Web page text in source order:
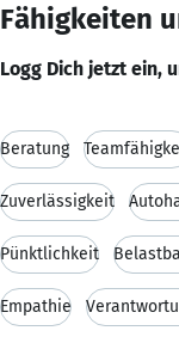
Fähigkeiten
Logg Dich jetzt ein,
Beratung
Zuverlässigkeit
Pünktlichkeit
Empathie